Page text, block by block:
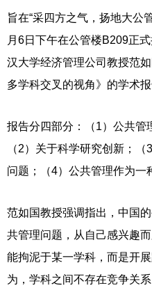
旨在“采四方之气，扬地大公
月6日下午在公管楼B209正
汉大学经济管理公司教授范
多学科交叉的视角》的学术报
报告分四部分：（1）公共管
（2）关于科学研究创新；
问题；（4）公共管理作为一
范如国教授强调指出，中国
共管理问题，从自己感兴趣
能拘泥于某一学科，而是开
为，学科之间不存在竞争关